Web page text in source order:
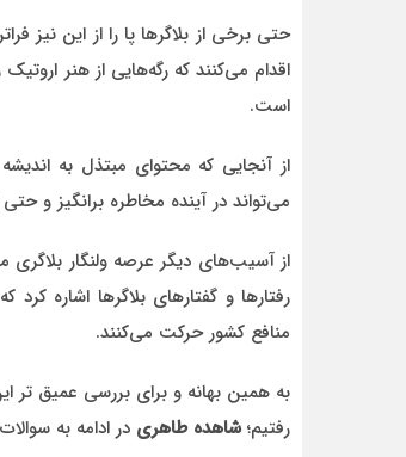
حتی برخی از بلاگرها پا را از این نیز
اقدام می‌کنند که رگه‌هایی از هنر
است.
از آنجایی که محتوای مبتذل به
می‌تواند در آینده مخاطره برانگیز و
از آسیب‌های دیگر عرصه ولنگار بلاگری
رفتارها و گفتارهای بلاگرها
منافع کشور حرکت می‌کنند.
به همین بهانه و برای بررسی عمیق
رفتیم؛شاهده طاهری در ادامه به